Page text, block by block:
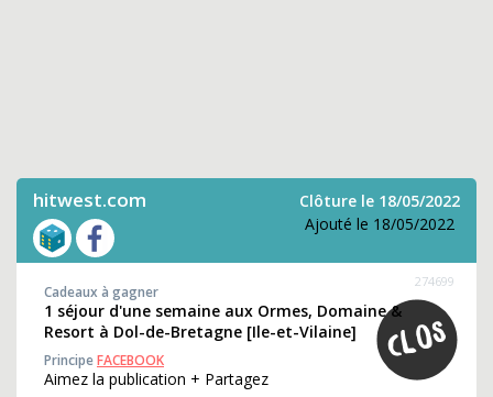
hitwest.com
Clôture le 18/05/2022
Ajouté le 18/05/2022
274699
Cadeaux à gagner
1 séjour d'une semaine aux Ormes, Domaine &
Resort à Dol-de-Bretagne [Ile-et-Vilaine]
PrincipeFACEBOOK
Aimez la publication + Partagez